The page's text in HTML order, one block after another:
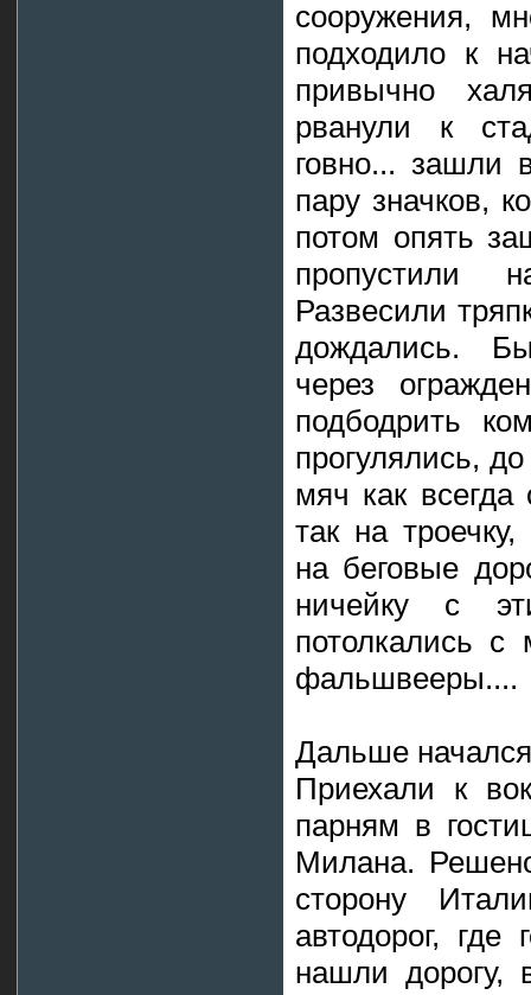
сооружения,
подходило к
привычно
рванули к
говно...
пару значков,
потом опять
пропустили
Развесили
дождались.
через
подбодрить
прогулялись,
мяч как
так на
на беговые
ничейку с
потолкались
фальшвееры....
Дальше
Приехали к
парням в
Милана.
сторону
автодорог,
нашли дорогу,